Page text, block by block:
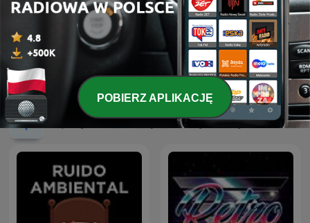
Slip's House Podcast
ПОЛЧАСА ЗОЛОТОГО
РЕТРО!
Międzynarodowe podcasty: Muzyka
POBIERZ APLIKACJĘ